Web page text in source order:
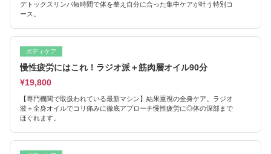
デトックスリンパ短時間で体を整え自分に合った集中ケアが叶う特別コ
ース。
ボディケア
慢性疲労にはこれ！ラジオ派＋筋肉層オイル90分
¥19,800
【専門機関で取扱われている最新マシン】結果重視の全身ケア。ラジオ
波＋全身オイルでコリ痛みに徹底アプローチ慢性疲労に◎体の深部まで
ほぐれます。